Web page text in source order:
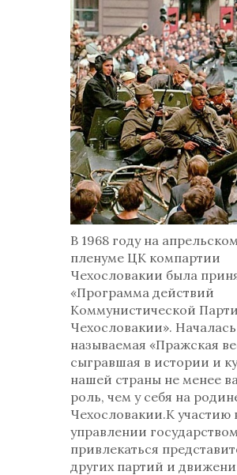
В 1968 году на
пленуме ЦК компартии
Чехословакии была
«Программа действий
Коммунистической
Чехословакии».
называемая «Пражская
сыгравшая в истории и
нашей страны не менее
роль, чем у себя на
Чехословакии.К участию
управлении
привлекаться
других партий и